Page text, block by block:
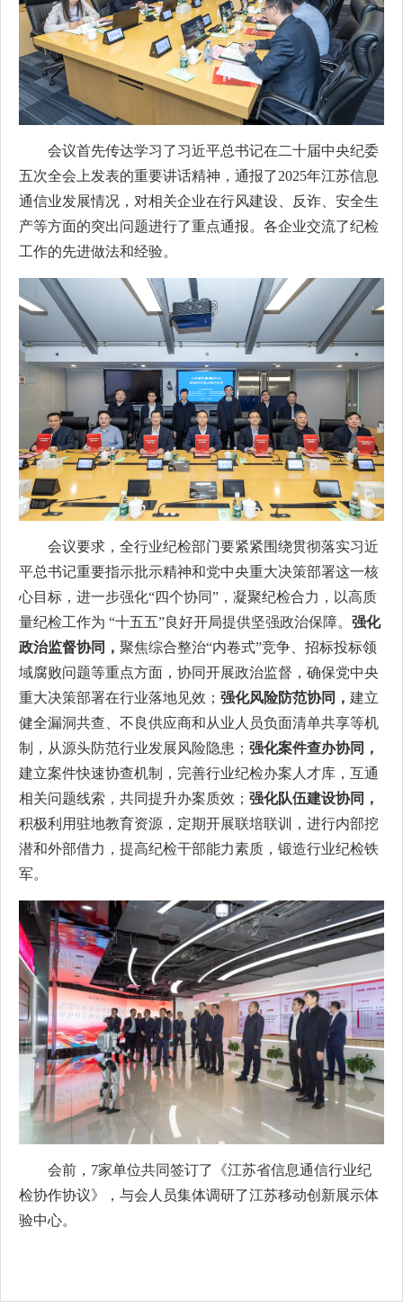
会议首先传达学习了习近平总书记在二十届中央纪委
五次全会上发表的重要讲话精神，通报了2025年江苏信息
通信业发展情况，对相关企业在行风建设、反诈、安全生
产等方面的突出问题进行了重点通报。各企业交流了纪检
工作的先进做法和经验。
会议要求，全行业纪检部门要紧紧围绕贯彻落实习近
平总书记重要指示批示精神和党中央重大决策部署这一核
心目标，进一步强化“四个协同”，凝聚纪检合力，以高质
量纪检工作为 “十五五”良好开局提供坚强政治保障。 强化
政治监督协同， 聚焦综合整治“内卷式”竞争、招标投标领
域腐败问题等重点方面，协同开展政治监督，确保党中央
重大决策部署在行业落地见效； 强化风险防范协同， 建立
健全漏洞共查、不良供应商和从业人员负面清单共享等机
制，从源头防范行业发展风险隐患； 强化案件查办协同，
建立案件快速协查机制，完善行业纪检办案人才库，互通
相关问题线索，共同提升办案质效； 强化队伍建设协同，
积极利用驻地教育资源，定期开展联培联训，进行内部挖
潜和外部借力，提高纪检干部能力素质，锻造行业纪检铁
军。
会前，7家单位共同签订了《江苏省信息通信行业纪
检协作协议》，与会人员集体调研了江苏移动创新展示体
验中心。